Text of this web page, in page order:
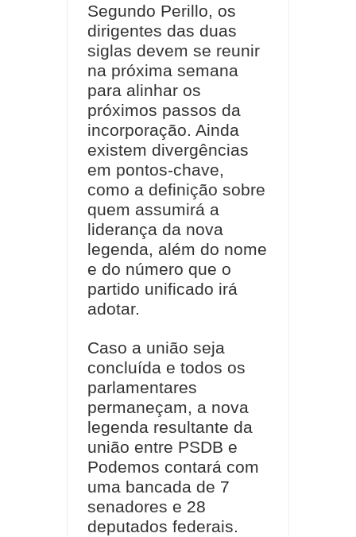
Segundo Perillo, os
dirigentes das duas
siglas devem se reunir
na próxima semana
para alinhar os
próximos passos da
incorporação. Ainda
existem divergências
em pontos-chave,
como a definição sobre
quem assumirá a
liderança da nova
legenda, além do nome
e do número que o
partido unificado irá
adotar.
Caso a união seja
concluída e todos os
parlamentares
permaneçam, a nova
legenda resultante da
união entre PSDB e
Podemos contará com
uma bancada de 7
senadores e 28
deputados federais.